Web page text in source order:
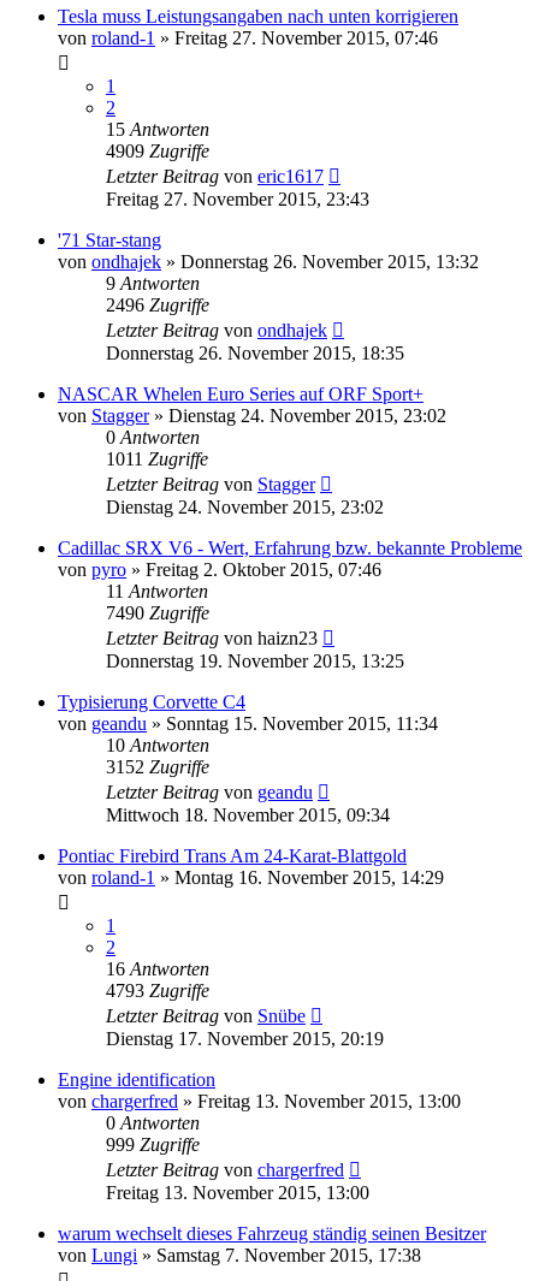
Tesla muss Leistungsangaben nach unten korrigieren
von roland-1 » Freitag 27. November 2015, 07:46
1
2
15 Antworten
4909 Zugriffe
Letzter Beitrag von eric1617
Freitag 27. November 2015, 23:43
'71 Star-stang
von ondhajek » Donnerstag 26. November 2015, 13:32
9 Antworten
2496 Zugriffe
Letzter Beitrag von ondhajek
Donnerstag 26. November 2015, 18:35
NASCAR Whelen Euro Series auf ORF Sport+
von Stagger» Dienstag 24. November 2015, 23:02
0 Antworten
1011 Zugriffe
Letzter Beitrag von Stagger
Dienstag 24. November 2015, 23:02
Cadillac SRX V6 - Wert, Erfahrung bzw. bekannte Probleme
von pyro » Freitag 2. Oktober 2015, 07:46
11 Antworten
7490 Zugriffe
Letzter Beitrag von haizn23
Donnerstag 19. November 2015, 13:25
Typisierung Corvette C4
von geandu » Sonntag 15. November 2015, 11:34
10 Antworten
3152 Zugriffe
Letzter Beitrag von geandu
Mittwoch 18. November 2015, 09:34
Pontiac Firebird Trans Am 24-Karat-Blattgold
von roland-1 » Montag 16. November 2015, 14:29
1
2
16 Antworten
4793 Zugriffe
Letzter Beitrag von Snübe
Dienstag 17. November 2015, 20:19
Engine identification
von chargerfred » Freitag 13. November 2015, 13:00
0 Antworten
999 Zugriffe
Letzter Beitrag von chargerfred
Freitag 13. November 2015, 13:00
warum wechselt dieses Fahrzeug ständig seinen Besitzer
von Lungi » Samstag 7. November 2015, 17:38